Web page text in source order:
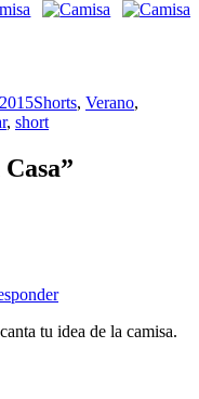
Shorts, Verano,
, short
”
tu idea de la camisa.